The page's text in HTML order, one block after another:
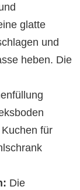
glatte
und
heben. Die
für
Die